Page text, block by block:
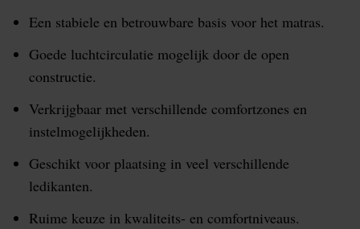
Een stabiele en betrouwbare basis voor het matras.
Goede luchtcirculatie mogelijk door de open
constructie.
Verkrijgbaar met verschillende comfortzones en
instelmogelijkheden.
Geschikt voor plaatsing in veel verschillende
ledikanten.
Ruime keuze in kwaliteits- en comfortniveaus.